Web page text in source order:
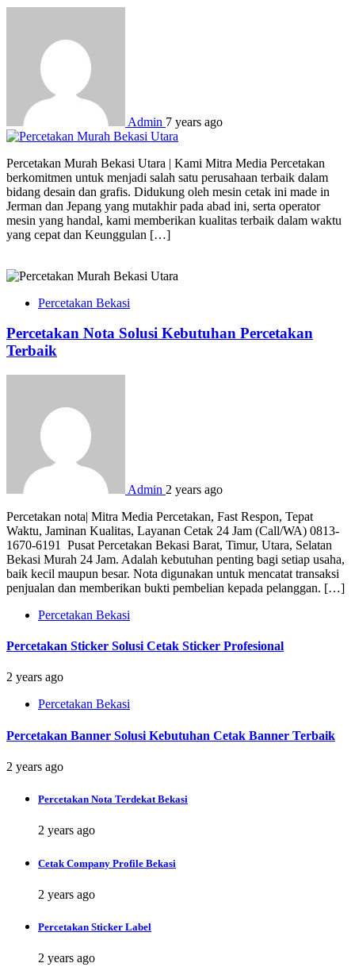
Admin 7 years ago
Percetakan Murah Bekasi Utara | Kami Mitra Media Percetakan
berkomitmen untuk menjadi salah satu perusahaan terbaik dalam
bidang desain dan grafis. Didukung oleh mesin cetak ini made in
Jerman dan Jepang yang mutakhir pada abad ini, serta operator
mesin yang handal, kami memberikan kualitas terbaik dalam waktu
yang cepat dan Keunggulan […]
Percetakan Bekasi
Percetakan Nota Solusi Kebutuhan Percetakan
Terbaik
Admin 2 years ago
Percetakan nota| Mitra Media Percetakan, Fast Respon, Tepat
Waktu, Jaminan Kualitas, Layanan Cetak 24 Jam (Call/WA) 0813-
1670-6191 Pusat Percetakan Bekasi Barat, Timur, Utara, Selatan
Bekasi Murah 24 Jam. Adalah kebutuhan penting bagi setiap usaha,
baik kecil maupun besar. Nota digunakan untuk mencatat transaksi
penjualan dan memberikan bukti pembelian kepada pelanggan. […]
Percetakan Bekasi
Percetakan Sticker Solusi Cetak Sticker Profesional
2 years ago
Percetakan Bekasi
Percetakan Banner Solusi Kebutuhan Cetak Banner Terbaik
2 years ago
Percetakan Nota Terdekat Bekasi
2 years ago
Cetak Company Profile Bekasi
2 years ago
Percetakan Sticker Label
2 years ago